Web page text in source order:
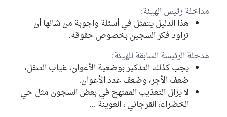
مداخلة رئيس الهيئة:
هذا الدليل يتمثل في أسئلة واجوبة من شانها أن
تراود فكر السجين بخصوص حقوقه.
مدخلة الرئيسة السابقة للهيئة:
يجب كذلك التذكير بوضعية الأعوان، غياب التنقل،
ضعف الأجر، وضعف عدد الأعوان.
لا يزال التعذيب الممنهج في بعض السجون مثل حي
الخضراء، القرجاني ، العوينة ...